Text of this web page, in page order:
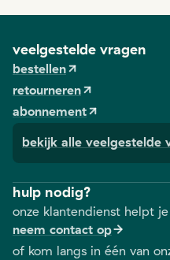
veelgestelde vragen
bestellen
retourneren
abonnement
bekijk alle veelgestelde
hulp nodig?
onze klantendienst helpt
neem contact op
of kom langs in één van